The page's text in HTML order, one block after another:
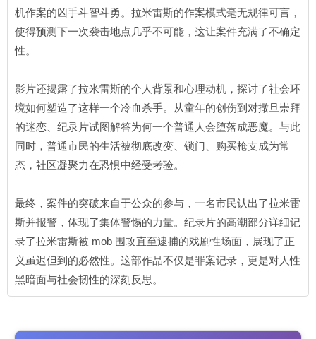
机作案的凶手斗智斗勇。拉米雷斯的作案模式毫无规律可言，
使得预测下一次袭击地点几乎不可能，这让案件充满了不确定
性。
影片还揭露了拉米雷斯的个人背景和心理动机，探讨了社会环
境如何塑造了这样一个冷血杀手。从童年的创伤到对撒旦崇拜
的迷恋、纪录片试图解答为何一个普通人会堕落成恶魔。与此
同时，普通市民的生活被彻底改变、锁门、购买枪支成为常
态，社区凝聚力在恐惧中经受考验。
最终，案件的突破来自于公众的参与，一名市民认出了拉米雷
斯并报警，体现了集体警惕的力量。纪录片的高潮部分详细记
录了拉米雷斯被 mob 围攻直至逮捕的戏剧性场面，展现了正
义虽迟但到的必然性。这部作品不仅是罪案记录，更是对人性
黑暗面与社会韧性的深刻反思。